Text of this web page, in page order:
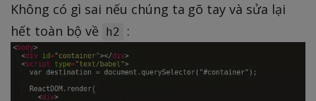
Không có gì sai nếu chúng ta gõ tay và sửa lại
hết toàn bộ về
h2 :